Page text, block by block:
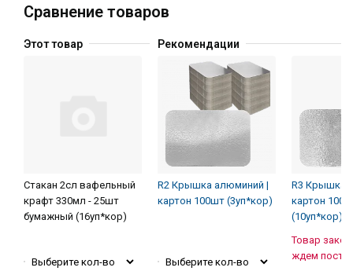
Сравнение товаров
Этот товар Рекомендации
Стакан 2сл вафельный
крафт 330мл - 25шт
бумажный (16уп*кор)
Выберите кол-во
R2 Крышка алюминий |
картон 100шт (3уп*кор)
Выберите кол-во
R3 Крышка
картон
(10уп*кор)
Товар
ждем